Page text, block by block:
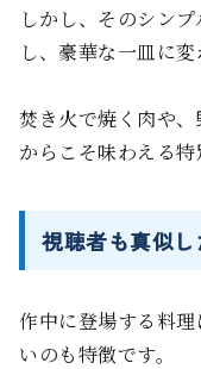
しかし、そのシン
し、豪華な一皿に変
焚き火で焼く肉や
からこそ味わえる特
視聴者も真似
作中に登場する料
いのも特徴です。